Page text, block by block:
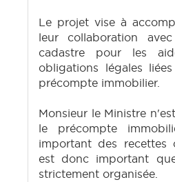
Le projet vise à
leur collaboration
cadastre pour les
obligations légales
précompte immobilier.
Monsieur le Ministre
le précompte
important des recettes
est donc important
strictement organisée.